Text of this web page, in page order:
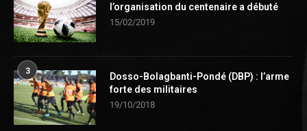
l’organisation du centenaire a débuté
15/02/2019
3
Dosso-Bolagbanti-Pondé (DBP) : l’arme
forte des militaires
19/10/2018